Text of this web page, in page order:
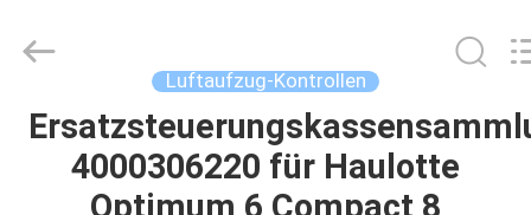
HAUS
PRODUKTE
Luftaufzug-Kontrollen
4000306220 für Haulotte
Optimum 6 Compact 8